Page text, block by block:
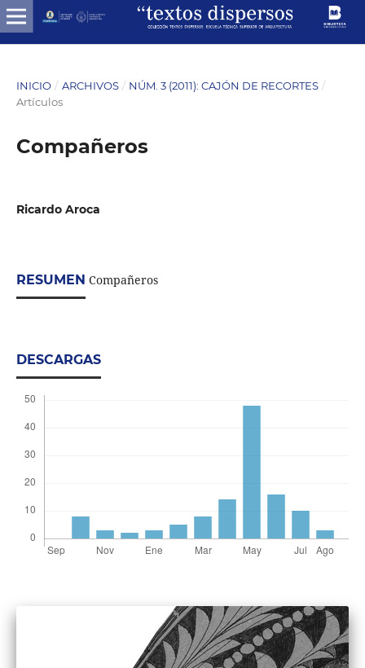
INICIO / ARCHIVOS / NÚM. 3 (2011): CAJÓN DE RECORTES /
Artículos
Compañeros
Ricardo Aroca
RESUMEN Compañeros
DESCARGAS